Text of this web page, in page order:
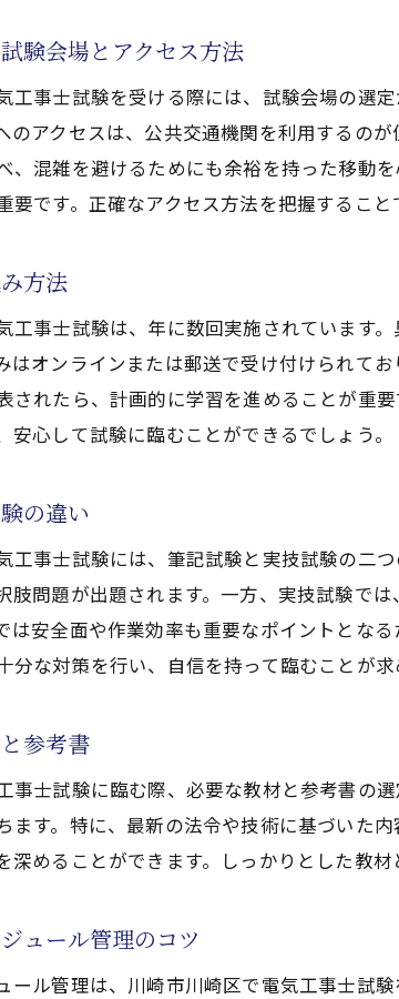
過去問を解く重要性
出題傾向の分析方法
頻出問題のリストアッ
過去問演習の進め方
実技試験の概要とポイ
必要な工具と使用方法
実技試験の練習場探し
実技試験当日の心構え
試験前日と当日の注意点川
試験前日に確認すべき
試験当日の持ち物チェ
試験前日の過ごし方
緊張を和らげるテクニ
実技練習のコツ電気工事士
時間内に作業を終える
実技試験での注意点
験会場とアクセス方法
工事士試験を受ける際には、試験会場の選
のアクセスは、公共交通機関を利用するの
、混雑を避けるためにも余裕を持った移動
要です。正確なアクセス方法を把握するこ
方法
工事士試験は、年に数回実施されています
はオンラインまたは郵送で受け付けられて
されたら、計画的に学習を進めることが重
安心して試験に臨むことができるでしょう。
の違い
工事士試験には、筆記試験と実技試験の二
肢問題が出題されます。一方、実技試験で
は安全面や作業効率も重要なポイントとな
分な対策を行い、自信を持って臨むことが求
参考書
事士試験に臨む際、必要な教材と参考書の
ます。特に、最新の法令や技術に基づいた
深めることができます。しっかりとした教
ュール管理のコツ
ール管理は、川崎市川崎区で電気工事士試